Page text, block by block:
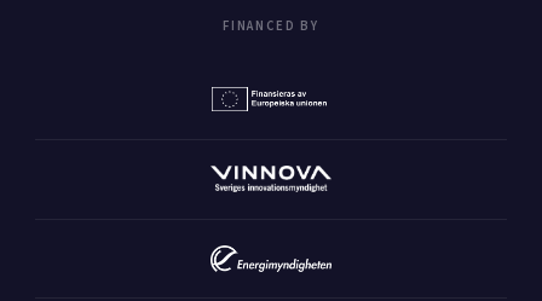
FINANCED BY